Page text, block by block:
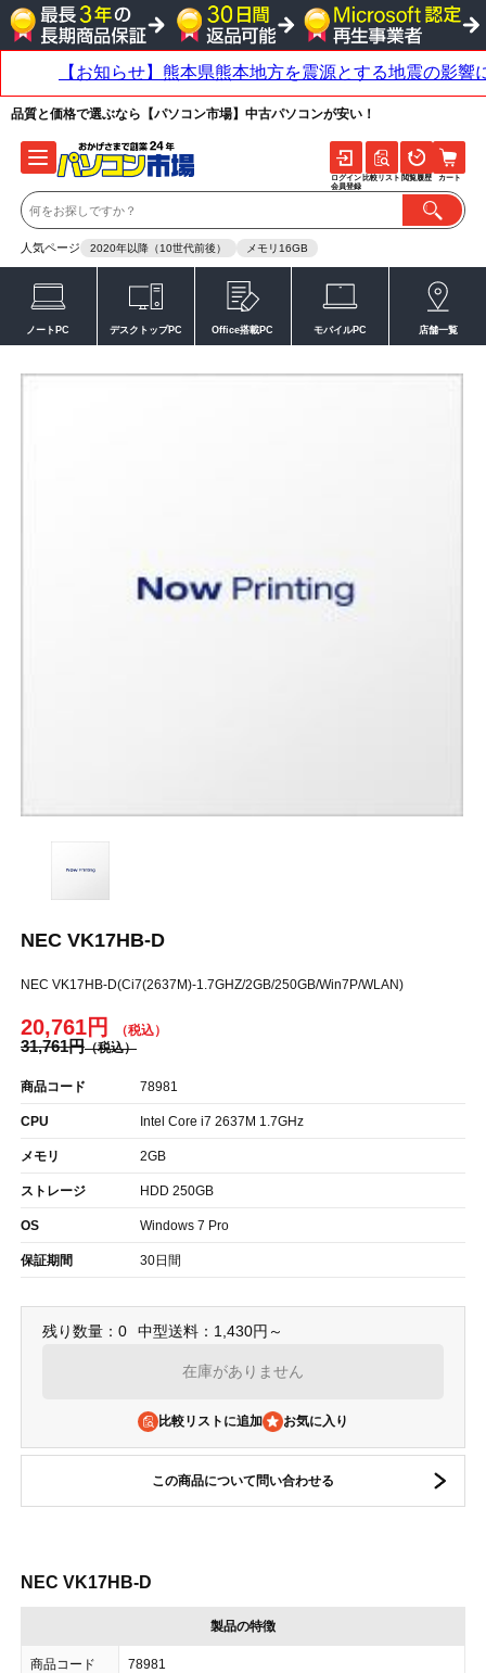
品質と価格で選ぶなら【パソコン市場】中古パソコンが安い！
人気ページ 2020年以降（10世代前後） メモリ16GB
ログイン
会員登録
比較リスト 閲覧履歴 カート
ノートPC デスクトップPC Office搭載PC モバイルPC 店舗一覧
NEC VK17HB-D
NEC VK17HB-D(Ci7(2637M)-1.7GHZ/2GB/250GB/Win7P/WLAN)
20,761円
31,761円
商品コード 78981
CPU Intel Core i7 2637M 1.7GHz
メモリ 2GB
ストレージ HDD 250GB
OS Windows 7 Pro
保証期間 30日間
残り数量：0 中型送料：1,430円～
在庫がありません
比較リストに追加
この商品について問い合わせる
NEC VK17HB-D
製品の特徴
商品コード 78981